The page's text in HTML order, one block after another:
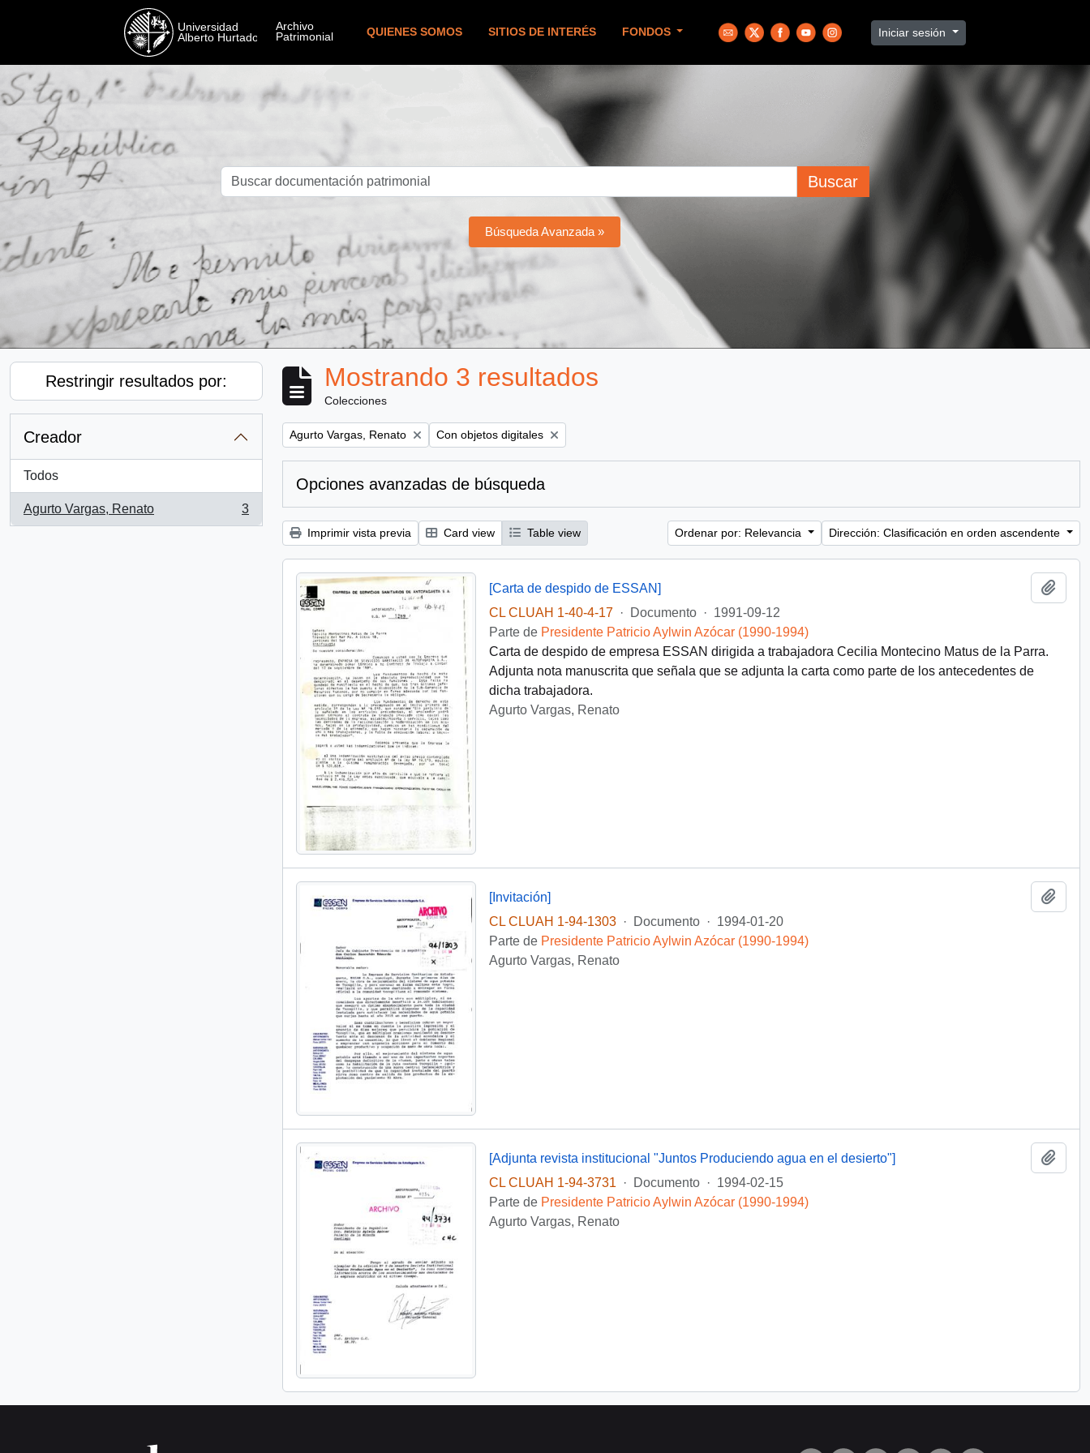
QUIENES SOMOS SITIOS DE INTERÉS FONDOS Iniciar sesión
Buscar
Búsqueda Avanzada »
Restringir resultados por:
Creador
Todos
Agurto Vargas, Renato
, 3 resultados
3
Mostrando 3 resultados
Colecciones
Remove filter:
Agurto Vargas, Renato Remove filter:
Con objetos digitales
Opciones avanzadas de búsqueda
Imprimir vista previa Card view Table view Ordenar por: Relevancia Dirección: Clasificación en orden ascendente
[Carta de despido de ESSAN]
CL CLUAH 1-40-4-17
· Documento · 1991-09-12
Parte de Presidente Patricio Aylwin Azócar (1990-1994)
Carta de despido de empresa ESSAN dirigida a trabajadora Cecilia Montecino Matus de la Parra.
Adjunta nota manuscrita que señala que se adjunta la carta como parte de los antecedentes de
dicha trabajadora.
Agurto Vargas, Renato
[Invitación]
CL CLUAH 1-94-1303
· Documento · 1994-01-20
Parte de Presidente Patricio Aylwin Azócar (1990-1994)
Agurto Vargas, Renato
[Adjunta revista institucional "Juntos Produciendo agua en el desierto"]
CL CLUAH 1-94-3731
· Documento · 1994-02-15
Parte de Presidente Patricio Aylwin Azócar (1990-1994)
Agurto Vargas, Renato